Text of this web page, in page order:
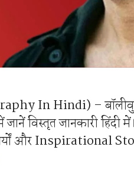
In Hindi) –
विस्तृत जानकारी हिंदी
और Inspirational